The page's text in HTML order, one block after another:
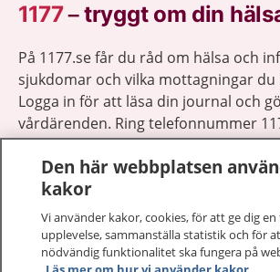
1177–tryggt om din
På 1177.se får du råd om hälsa och
sjukdomar och vilka mottagningar du
Logga in för att läsa din journal och
vårdärenden. Ring telefonnummer
sjukvårdsrådgivning dygnet runt.
1177 ger dig råd när du vill må bättre.
Den här webbplatsen
kakor
Vi använder kakor, cookies, för att ge dig
upplevelse, sammanställa statistik och för
nödvändig funktionalitet ska fungera på